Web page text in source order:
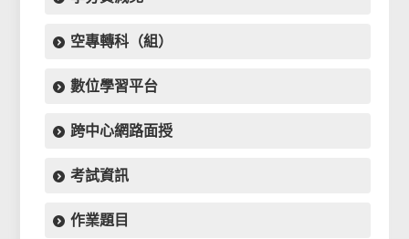
空專轉科（組）
數位學習平台
跨中心網路面授
考試資訊
作業題目